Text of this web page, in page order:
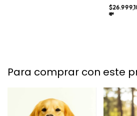
💸
Para comprar con este